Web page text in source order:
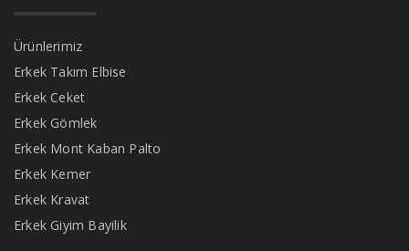
Ürünlerimiz
Erkek Takım Elbise
Erkek Ceket
Erkek Gömlek
Erkek Mont Kaban Palto
Erkek Kemer
Erkek Kravat
Erkek Giyim Bayilik